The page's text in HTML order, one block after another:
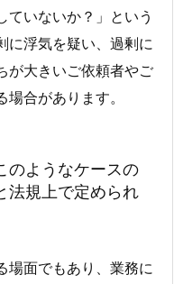
ていないか？」という
に浮気を疑い、過剰に
が大きいご依頼者やご
合があります。
のようなケースの
法規上で定められ
場面でもあり、業務に